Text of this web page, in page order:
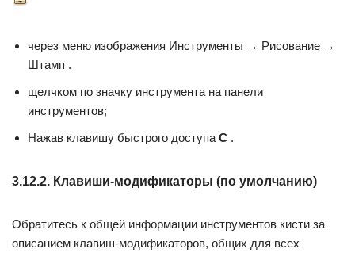
через меню изображения Инструменты → Рисование →
Штамп .
щелчком по значку инструмента на панели
инструментов;
Нажав клавишу быстрого доступа С .
3.12.2. Клавиши-модификаторы (по умолчанию)
Обратитесь к общей информации инструментов кисти за
описанием клавиш-модификаторов, общих для всех